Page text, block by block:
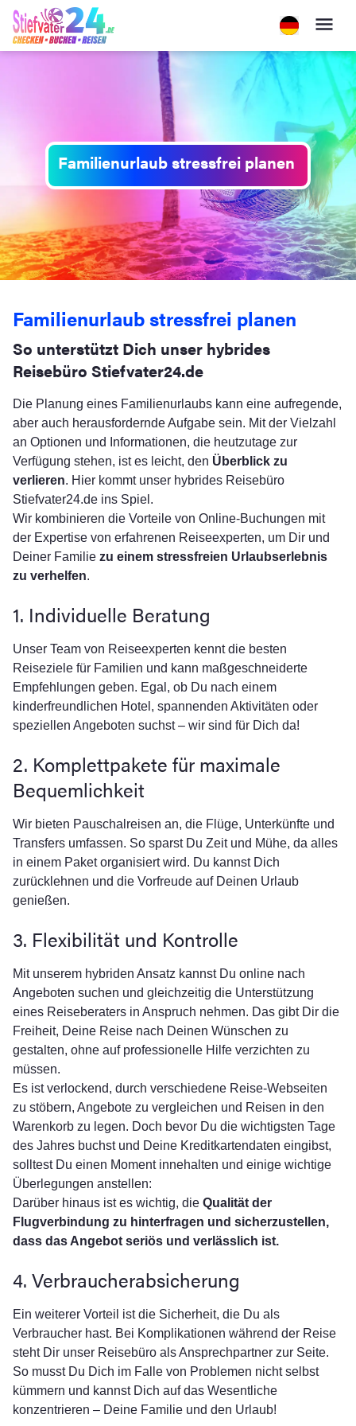
Familienurlaub stressfrei planen
Familienurlaub stressfrei planen
So unterstützt Dich unser hybrides
Reisebüro Stiefvater24.de
Die Planung eines Familienurlaubs kann eine aufregende,
aber auch herausfordernde Aufgabe sein. Mit der Vielzahl
an Optionen und Informationen, die heutzutage zur
Verfügung stehen, ist es leicht, den Überblick zu
verlieren. Hier kommt unser hybrides Reisebüro
Stiefvater24.de ins Spiel.
Wir kombinieren die Vorteile von Online-Buchungen mit
der Expertise von erfahrenen Reiseexperten, um Dir und
Deiner Familie zu einem stressfreien Urlaubserlebnis
zu verhelfen.
1. Individuelle Beratung
Unser Team von Reiseexperten kennt die besten
Reiseziele für Familien und kann maßgeschneiderte
Empfehlungen geben. Egal, ob Du nach einem
kinderfreundlichen Hotel, spannenden Aktivitäten oder
speziellen Angeboten suchst – wir sind für Dich da!
2. Komplettpakete für maximale
Bequemlichkeit
Wir bieten Pauschalreisen an, die Flüge, Unterkünfte und
Transfers umfassen. So sparst Du Zeit und Mühe, da alles
in einem Paket organisiert wird. Du kannst Dich
zurücklehnen und die Vorfreude auf Deinen Urlaub
genießen.
3. Flexibilität und Kontrolle
Mit unserem hybriden Ansatz kannst Du online nach
Angeboten suchen und gleichzeitig die Unterstützung
eines Reiseberaters in Anspruch nehmen. Das gibt Dir die
Freiheit, Deine Reise nach Deinen Wünschen zu
gestalten, ohne auf professionelle Hilfe verzichten zu
müssen.
Es ist verlockend, durch verschiedene Reise-Webseiten
zu stöbern, Angebote zu vergleichen und Reisen in den
Warenkorb zu legen. Doch bevor Du die wichtigsten Tage
des Jahres buchst und Deine Kreditkartendaten eingibst,
solltest Du einen Moment innehalten und einige wichtige
Überlegungen anstellen:
Darüber hinaus ist es wichtig, die Qualität der
Flugverbindung zu hinterfragen und sicherzustellen,
dass das Angebot seriös und verlässlich ist.
4. Verbraucherabsicherung
Ein weiterer Vorteil ist die Sicherheit, die Du als
Verbraucher hast. Bei Komplikationen während der Reise
steht Dir unser Reisebüro als Ansprechpartner zur Seite.
So musst Du Dich im Falle von Problemen nicht selbst
kümmern und kannst Dich auf das Wesentliche
konzentrieren – Deine Familie und den Urlaub!